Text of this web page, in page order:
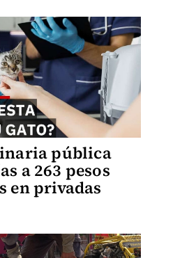
pública
a 263 pesos
en privadas